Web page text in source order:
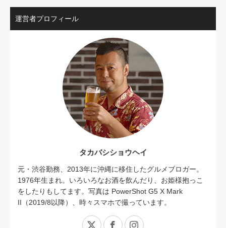
運営者プロフィール
タカバシショウヘイ
元・渋谷勤務、2013年に沖縄に移住したグルメブロガー。
1976年生まれ。いろいろなお酒を飲んだり、お姫様抱っこ
をしたりもしてます。写真は PowerShot G5 X Mark
II（2019/8以降）、時々スマホで撮っています。
X FacebookInstagram